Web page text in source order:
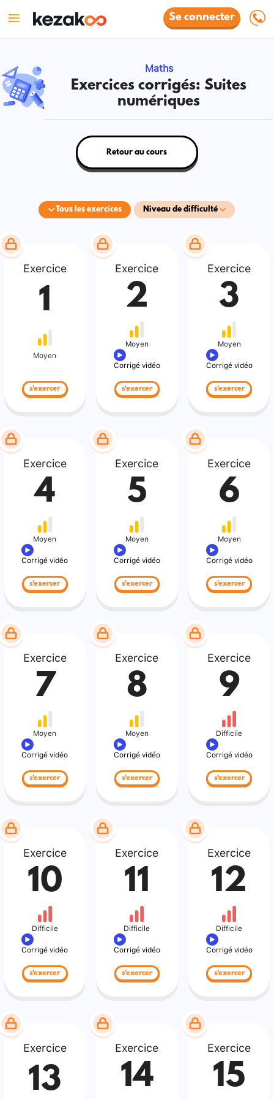
Se connecter
Maths
Exercices corrigés: Suites
numériques
Tous les exercices Niveau de difficulté
Retour au cours
Exercice
1
Moyen
s'exercer
Exercice
2
Moyen
Corrigé vidéo
s'exercer
Exercice
3
Moyen
Corrigé vidéo
s'exercer
Exercice
4
Moyen
Corrigé vidéo
s'exercer
Exercice
5
Moyen
Corrigé vidéo
s'exercer
Exercice
6
Moyen
Corrigé vidéo
s'exercer
Exercice
7
Moyen
Corrigé vidéo
s'exercer
Exercice
8
Moyen
Corrigé vidéo
s'exercer
Exercice
9
Difficile
Corrigé vidéo
s'exercer
Exercice
10
Difficile
Corrigé vidéo
s'exercer
Exercice
11
Difficile
Corrigé vidéo
s'exercer
Exercice
12
Difficile
Corrigé vidéo
s'exercer
Exercice
13
Exercice
14
Exercice
15